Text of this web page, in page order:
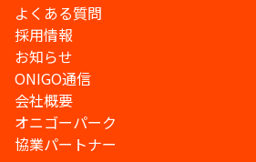
よくある質問
採用情報
お知らせ
ONIGO通信
会社概要
オニゴーパーク
協業パートナー